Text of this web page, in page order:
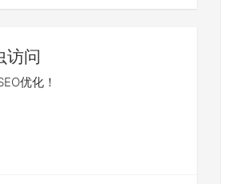
访问
优化！